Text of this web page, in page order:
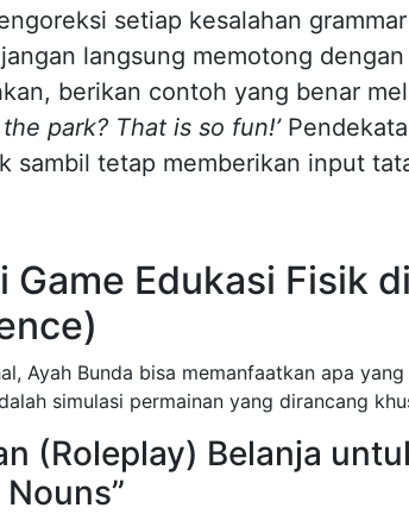
setiap kesalahan
langsung memotong dengan
berikan contoh yang benar
park? That is so fun!’
sambil tetap memberikan input
Game Edukasi Fisik
Ayah Bunda bisa memanfaatkan apa
simulasi permainan yang dirancang
(Roleplay) Belanja